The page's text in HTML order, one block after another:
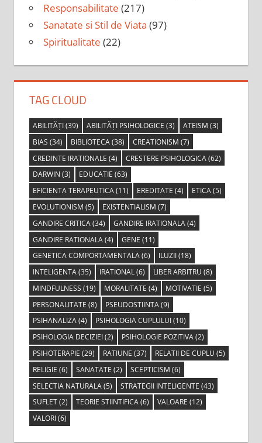
Responsabilitate (217)
Sanatate si Stil de Viata (97)
Spiritualitate (22)
TAG CLOUD
ABILITĂȚI(39) ABILITĂȚI PSIHOLOGICE (3) ATEISM (3)
BIAS (34) BIBLIOTECA(38) CREATIONISM (7)
CREDINTE IRATIONALE (4) CRESTERE PSIHOLOGICA(62)
DARWIN (3) EDUCATIE (63)
EFICIENTA TERAPEUTICA(11) EREDITATE (4) ETICA(5)
EVOLUTIONISM (5) EXISTENTIALISM (7)
GANDIRE CRITICA(34) GANDIRE IRATIONALA(4)
GANDIRE RATIONALA(4) GENE (11)
GENETICA COMPORTAMENTALA(6) ILUZII(18)
INTELIGENTA(35) IRATIONAL(6) LIBER ARBITRU (8)
MINDFULNESS (19) MORALITATE (4) MOTIVATIE (5)
PERSONALITATE (8) PSEUDOSTIINTA(9)
PSIHANALIZA(4) PSIHOLOGIA CUPLULUI(10)
PSIHOLOGIA DECIZIEI(2) PSIHOLOGIE POZITIVA(2)
PSIHOTERAPIE (29) RATIUNE (37) RELATII DE CUPLU (5)
RELIGIE (6) SANATATE (2) SCEPTICISM (6)
SELECTIA NATURALA(5) STRATEGII INTELIGENTE (43)
SUFLET(2) TEORIE STIINTIFICA(6) VALOARE (12)
VALORI(6)